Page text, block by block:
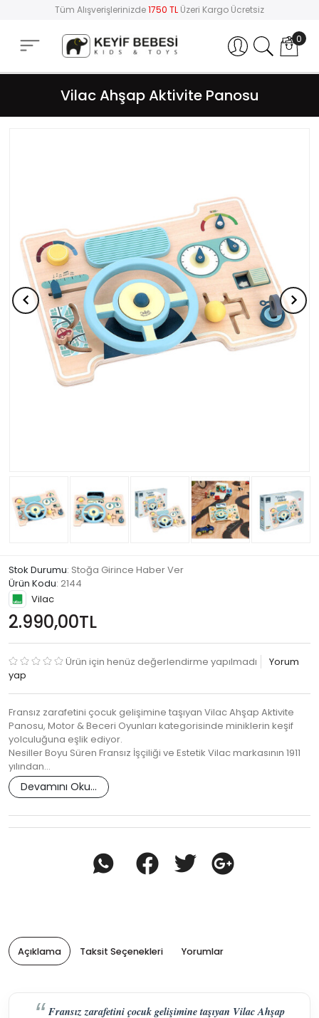
Tüm Alışverişlerinizde1750 TL Üzeri Kargo Ücretsiz
Hesabım 0
Vilac Ahşap Aktivite Panosu
Stok Durumu: Stoğa Girince Haber Ver
Ürün Kodu: 2144
Vilac
2.990,00TL
Ürün için henüz değerlendirme yapılmadı
Yorum
yap
Fransız zarafetini çocuk gelişimine taşıyan Vilac Ahşap Aktivite
Panosu, Motor & Beceri Oyunları kategorisinde miniklerin keşif
yolculuğuna eşlik ediyor.
Nesiller Boyu Süren Fransız İşçiliği ve Estetik Vilac markasının 1911
yılından…
Devamını Oku...
Açıklama Taksit Seçenekleri Yorumlar
Fransız zarafetini çocuk gelişimine taşıyan Vilac Ahşap